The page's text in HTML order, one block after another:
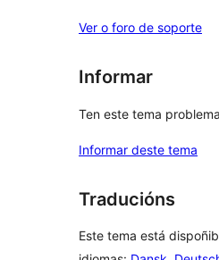
Ver o foro de soporte
Informar
Ten este tema
Informar deste tema
Traducións
Este tema está